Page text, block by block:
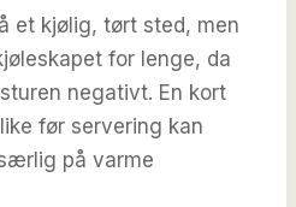
et kjølig, tørt sted, men
for lenge, da
negativt. En kort
før servering kan
på varme